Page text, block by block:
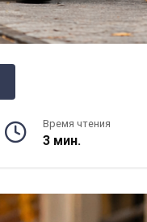
Время чтения
3 мин.